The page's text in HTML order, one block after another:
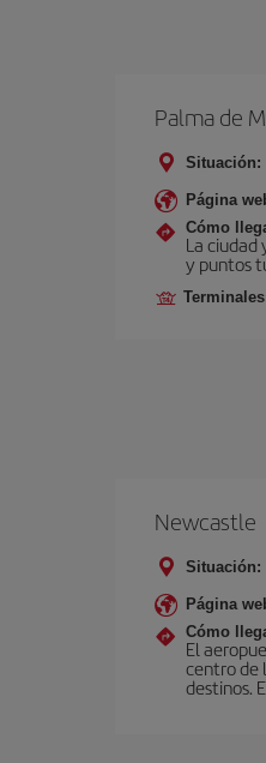
Palma de
Situación:
Página
Cómo
La
y puntos
Newcastle
Situación:
Página
Cómo
El
centro de
destinos.